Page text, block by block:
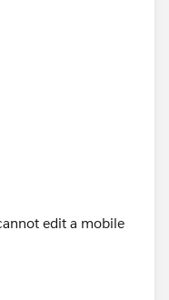
know by marking
the
the future. Thank
edit a mobile